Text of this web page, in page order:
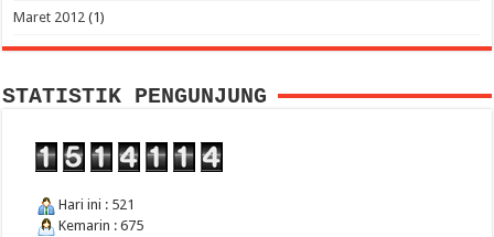
Maret 2012 (1)
STATISTIK PENGUNJUNG
Hari ini : 521
Kemarin : 675